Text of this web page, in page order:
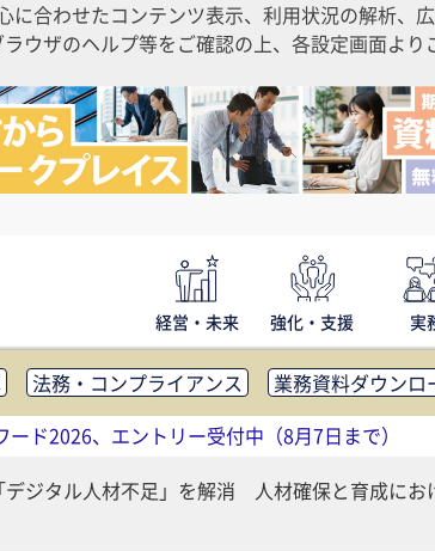
合わせたコンテンツ表示、利用状況の解析、
ウザのヘルプ等をご確認の上、各設定画面よ
経営・未来 強化・支援 実
法務・コンプライアンス
業務資料ダウンロ
外・社内コミュニケーション活性化
FM・オフ
ト削減 アウトソーシング・BPO
調査・レ
ード2026、エントリー受付中（8月7日まで）
デジタル人材不足」を解消 人材確保と育成にお